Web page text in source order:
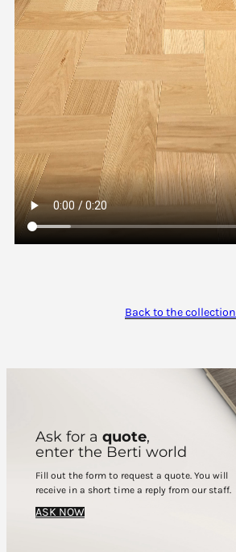
Back to the collection
Ask for a quote,
enter the Berti world
Fill out the form to request a quote. You will
receive in a short time a reply from our staff.
ASK NOW